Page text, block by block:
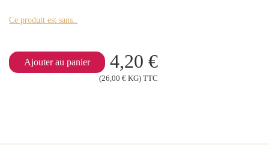
Ce produit est sans..
Ajouter au panier 4,20 €
(26,00 € KG) TTC